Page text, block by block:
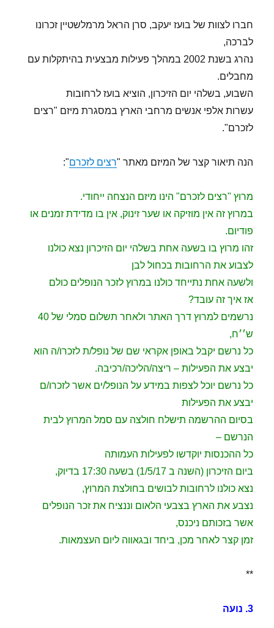
חברו לצוות של בועז יעקב, סרן הראל מרמלשטיין זכרונו
לברכה,
נהרג בשנת 2002 במהלך פעילות מבצעית בהיתקלות עם
מחבלים.
השבוע, בשלהי יום הזיכרון, הוציא בועז לרחובות
עשרות אלפי אנשים מרחבי הארץ במסגרת מיזם "רצים
לזכרם".
הנה תיאור קצר של המיזם מאתר "רצים לזכרם":
מרוץ "רצים לזכרם" הינו מיזם הנצחה ייחודי.
במרוץ זה אין מוזיקה או שער זינוק, אין בו מדידת זמנים או
פודיום.
זהו מרוץ בו בשעה אחת בשלהי יום הזיכרון נצא כולנו
לצבוע את הרחובות בכחול לבן
ולשעה אחת נתייחד כולנו במרוץ לזכר הנופלים כולם
אז איך זה עובד?
נרשמים למרוץ דרך האתר ולאחר תשלום סמלי של 40
ש׳׳ח,
כל נרשם יקבל באופן אקראי שם של נופל/ת לזכרו/ה הוא
יבצע את הפעילות – ריצה/הליכה/רכיבה.
כל נרשם יוכל לצפות במידע על הנופל/ים אשר לזכרו/ם
יבצע את הפעילות
בסיום ההרשמה תישלח חולצה עם סמל המרוץ לבית
הנרשם –
כל ההכנסות יוקדשו לפעילות העמותה
ביום הזיכרון (השנה ב 1/5/17) בשעה 17:30 בדיוק,
נצא כולנו לרחובות לבושים בחולצת המרוץ,
נצבע את הארץ בצבעי הלאום וננציח את זכר הנופלים
אשר בזכותם ניכנס,
זמן קצר לאחר מכן, ביחד ובגאווה ליום העצמאות.
**
3. נועה